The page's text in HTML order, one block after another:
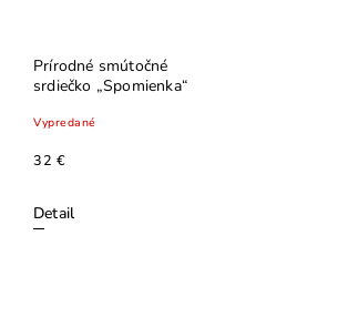
Prírodné smútočné
srdiečko „Spomienka“
Vypredané
32 €
Detail